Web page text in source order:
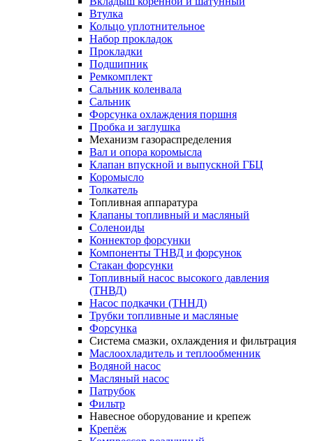
Втулка
Кольцо уплотнительное
Набор прокладок
Прокладки
Подшипник
Ремкомплект
Сальник коленвала
Сальник
Форсунка охлаждения поршня
Пробка и заглушка
Механизм газораспределения
Вал и опора коромысла
Клапан впускной и выпускной ГБЦ
Коромысло
Толкатель
Топливная аппаратура
Клапаны топливный и масляный
Соленоиды
Коннектор форсунки
Компоненты ТНВД и форсунок
Стакан форсунки
Топливный насос высокого давления
(ТНВД)
Насос подкачки (ТННД)
Трубки топливные и масляные
Форсунка
Система смазки, охлаждения и фильтрация
Маслоохладитель и теплообменник
Водяной насос
Масляный насос
Патрубок
Фильтр
Навесное оборудование и крепеж
Крепёж